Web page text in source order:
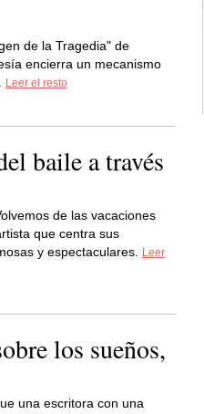
de la Tragedia" de
encierra un mecanismo
Leer el resto
baile a través
de las vacaciones
que centra sus
y espectaculares.
Leer
los sueños,
una escritora con una